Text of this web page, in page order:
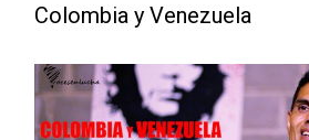
Colombia y Venezuela